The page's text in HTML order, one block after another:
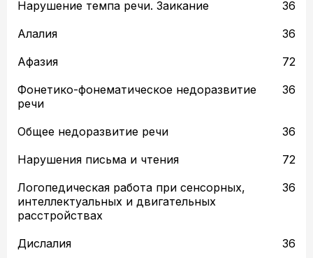
Нарушение темпа речи. Заикание
36
Алалия
36
Афазия
72
Фонетико-фонематическое недоразвитие
речи
36
Общее недоразвитие речи
36
Нарушения письма и чтения
72
Логопедическая работа при сенсорных,
интеллектуальных и двигательных
расстройствах
36
Дислалия
36